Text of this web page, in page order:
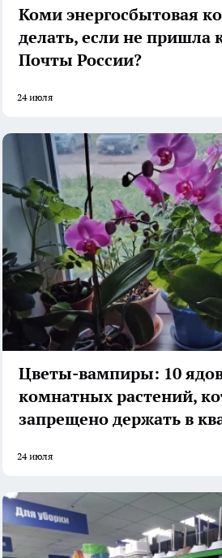
Коми энергосбытовая
делать, если не пришла
Почты России?
24 июля
Цветы-вампиры: 10
комнатных растений,
запрещено держать в
24 июля